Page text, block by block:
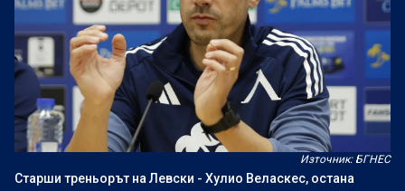
Източник: БГНЕС
Старши треньорът на Левски - Хулио Веласкес, остана